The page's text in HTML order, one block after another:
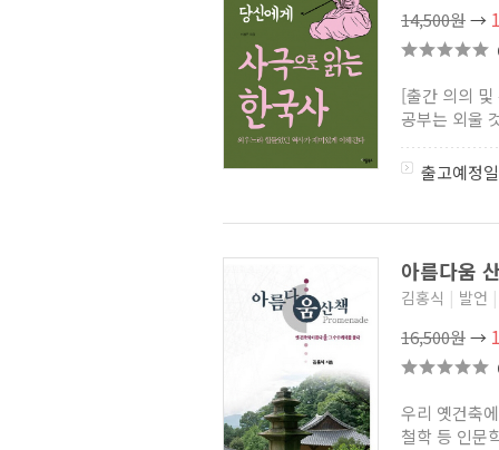
14,500원→
[출간 의의 및
공부는 외울
출고예정
아름다움
김홍식 | 발언 |
16,500원→
우리 옛건축
철학 등 인문